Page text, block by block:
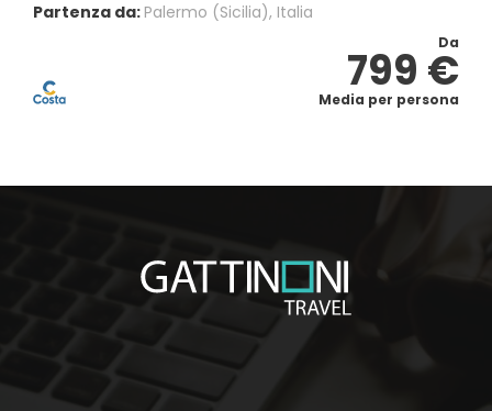
Partenza da: Palermo (sicilia), Italia
Da
799 €
Media per persona